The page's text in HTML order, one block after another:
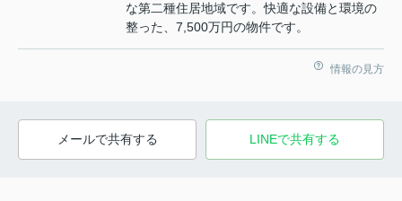
な第二種住居地域です。快適な設備と環境の
整った、7,500万円の物件です。
情報の見方
メールで共有する LINEで共有する